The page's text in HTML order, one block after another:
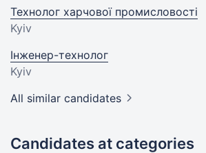
Технолог харчової промисловості
Kyiv
Інженер-технолог
Kyiv
All similar candidates
Candidates at categories